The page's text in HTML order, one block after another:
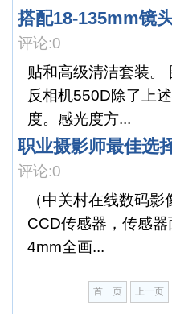
搭配18-135mm镜
评论:0
贴和高级清洁套装。
反相机550D除了上
度。感光度方...
职业摄影师最佳选
评论:0
（中关村在线数码
CCD传感器，传感
4mm全画...
首 页 上一页